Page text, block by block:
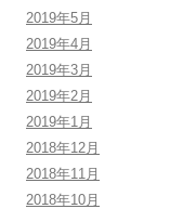
2019年5月
2019年4月
2019年3月
2019年2月
2019年1月
2018年12月
2018年11月
2018年10月